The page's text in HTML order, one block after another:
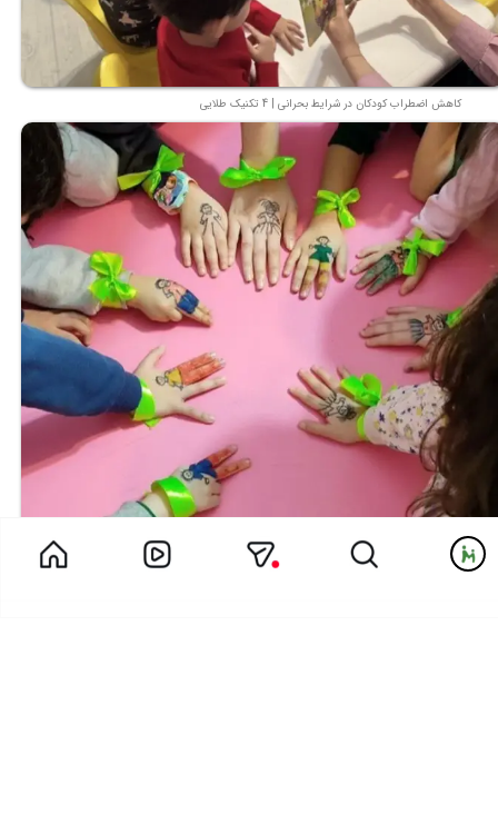
کاهش اضطراب کودکان در شرایط بحرانی | 4 تکنیک طلایی
دل خاله مریم برای همه فرشته هاش تنگ شده